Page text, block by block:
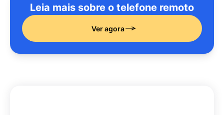
Leia mais sobre o telefone remoto
Ver agora